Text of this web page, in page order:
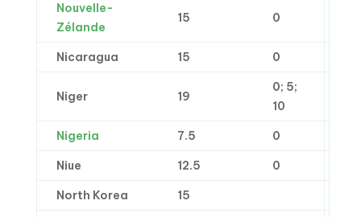
Nouvelle-
Zélande
15 0
Nicaragua 15 0
Niger 19
0; 5;
10
Nigeria 7.5 0
Niue 12.5 0
North Korea 15